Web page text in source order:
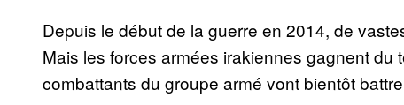
Depuis le début de la guerre en 2014, de
Mais les forces armées irakiennes gagnent
combattants du groupe armé vont bientôt